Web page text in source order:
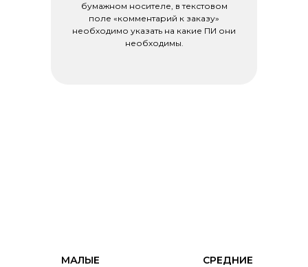
бумажном носителе, в текстовом
поле «комментарий к заказу»
необходимо указать на какие ПИ они
необходимы.
МАЛЫЕ СРЕДНИЕ